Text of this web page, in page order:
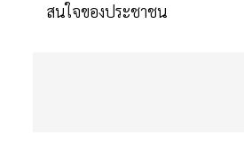
สนใจของประชาชน